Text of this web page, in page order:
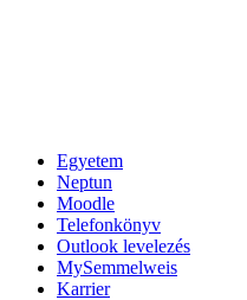
Egyetem
Neptun
Moodle
Telefonkönyv
Outlook levelezés
MySemmelweis
Karrier